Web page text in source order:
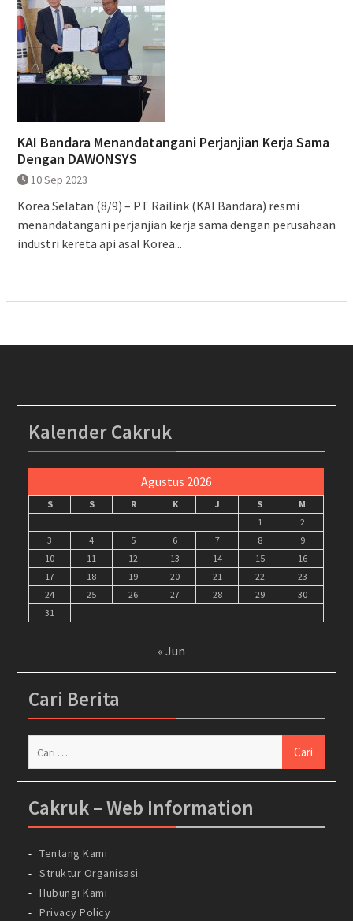
KAI Bandara Menandatangani Perjanjian Kerja Sama
Dengan DAWONSYS
10 Sep 2023
Korea Selatan (8/9) – PT Railink (KAI Bandara) resmi
menandatangani perjanjian kerja sama dengan perusahaan
industri kereta api asal Korea...
Kalender Cakruk
Agustus 2026
S S R K J S
M
1
2
3
4 5 6 7 8
9
10
11 12 13 14 15
16
17
18 19 20 21 22
23
24
25 26 27 28 29
30
31
« Jun
Cari Berita
Cakruk – Web Information
Tentang Kami
Struktur Organisasi
Hubungi Kami
Privacy Policy